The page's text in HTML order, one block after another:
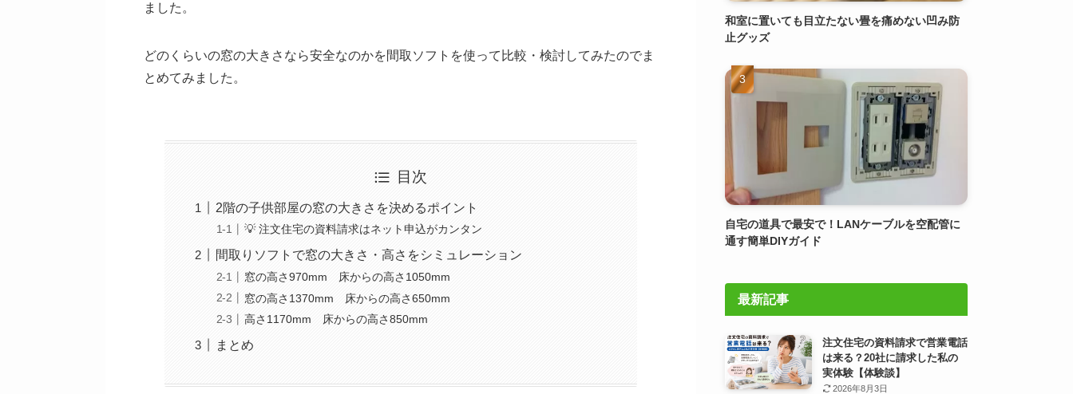
ました。
どのくらいの窓の大きさなら安全なのかを間取ソフトを使って比較・検討してみたのでま
とめてみました。
目次
2階の子供部屋の窓の大きさを決めるポイント
💡 注文住宅の資料請求はネット申込がカンタン
間取りソフトで窓の大きさ・高さをシミュレーション
窓の高さ970mm 床からの高さ1050mm
窓の高さ1370mm 床からの高さ650mm
高さ1170mm 床からの高さ850mm
まとめ
和室に置いても目立たない畳を痛めない凹み防
止グッズ
自宅の道具で最安で！LANケーブルを空配管に
通す簡単DIYガイド
最新記事
注文住宅の資料請求で営業電話
は来る？20社に請求した私の
実体験【体験談】
2026年8月3日